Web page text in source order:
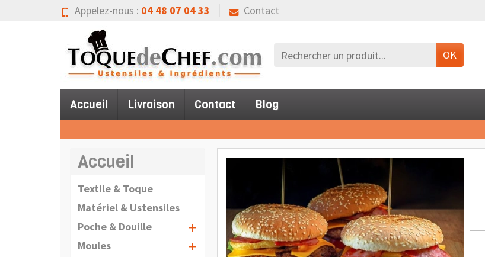
Appelez-nous : 04 48 07 04 33 Contact
OK
Accueil Livraison Contact Blog
Accueil
Textile & Toque
Matériel & Ustensiles
Poche & Douille
Moules